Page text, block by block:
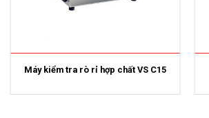
Máy kiểm tra rò rỉ hợp chất VS C15